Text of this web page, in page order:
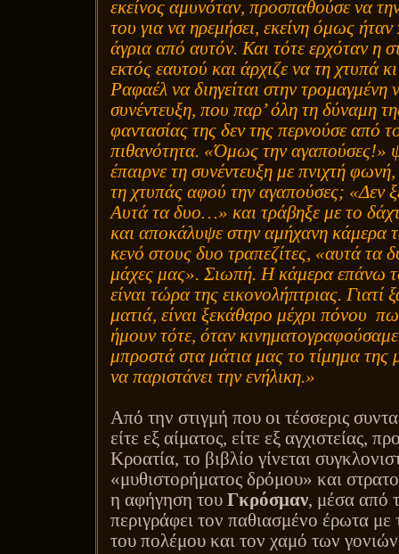
εκείνος αμυνόταν, προσπαθούσε να
του για να ηρεμήσει, εκείνη όμως
άγρια από αυτόν. Και τότε ερχόταν η
εκτός εαυτού και άρχιζε να τη χτυπά
Ραφαέλ να διηγείται στην τρομαγμένη
συνέντευξη, που παρ’ όλη τη δύναμη
φαντασίας της δεν της περνούσε από
πιθανότητα. «Όμως την αγαπούσες!»
έπαιρνε τη συνέντευξη με πνιχτή
τη χτυπάς αφού την αγαπούσες; «Δεν
Αυτά τα δυο…» και τράβηξε με το
και αποκάλυψε στην αμήχανη κάμερα
κενό στους δυο τραπεζίτες, «αυτά τα
μάχες μας». Σιωπή. Η κάμερα επάνω
είναι τώρα της εικονολήπτριας. Γιατί
ματιά, είναι ξεκάθαρο μέχρι πόνου
ήμουν τότε, όταν
μπροστά στα μάτια μας το τίμημα της
να παριστάνει την ενήλικη.»
Από την στιγμή που οι τέσσερις
είτε εξ αίματος, είτε εξ αγχιστείας,
Κροατία, το βιβλίο γίνεται
«μυθιστορήματος δρόμου» και
η αφήγηση του Γκρόσμαν, μέσα από
περιγράφει τον παθιασμένο έρωτα με
του πολέμου και τον χαμό των